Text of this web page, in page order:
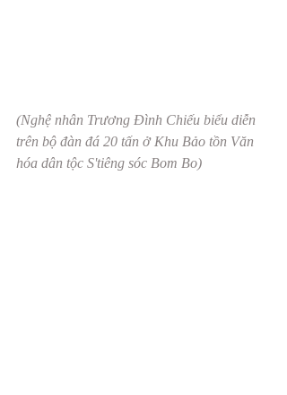
(Nghệ nhân Trương Đình Chiếu biểu diễn
trên bộ đàn đá 20 tấn ở Khu Bảo tồn Văn
hóa dân tộc S'tiêng sóc Bom Bo)